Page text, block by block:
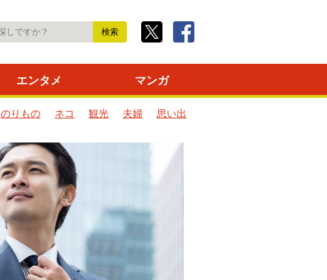
エンタメ マンガ
のりもの ネコ 観光 夫婦
思い出